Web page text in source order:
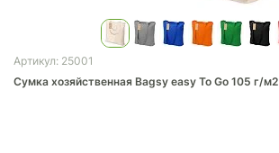
Артикул: 25001
Сумка хозяйственная Bagsy easy To Go 105 г/м2